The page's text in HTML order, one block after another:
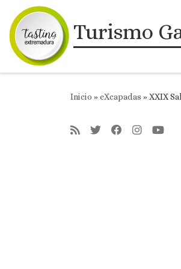
Saltar al contenido
Turismo
Inicio »eXcapadas »XXIX